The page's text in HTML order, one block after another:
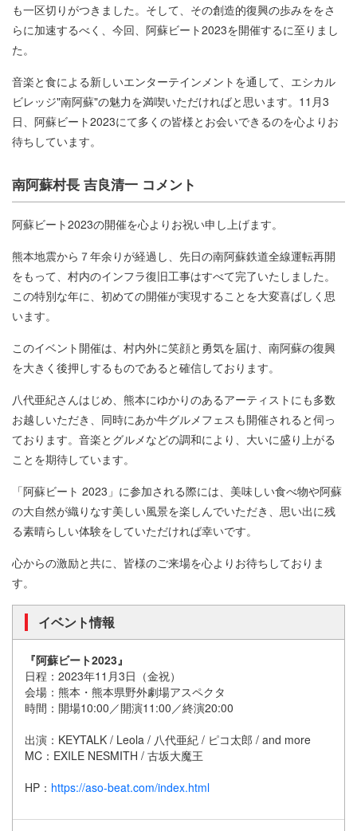
も一区切りがつきました。そして、その創造的復興の歩みををさ
らに加速するべく、今回、阿蘇ビート2023を開催するに至りまし
た。
音楽と食による新しいエンターテインメントを通して、エシカル
ビレッジ"南阿蘇"の魅力を満喫いただければと思います。11月3
日、阿蘇ビート2023にて多くの皆様とお会いできるのを心よりお
待ちしています。
南阿蘇村長 吉良清一 コメント
阿蘇ビート2023の開催を心よりお祝い申し上げます。
熊本地震から７年余りが経過し、先日の南阿蘇鉄道全線運転再開
をもって、村内のインフラ復旧工事はすべて完了いたしました。
この特別な年に、初めての開催が実現することを大変喜ばしく思
います。
このイベント開催は、村内外に笑顔と勇気を届け、南阿蘇の復興
を大きく後押しするものであると確信しております。
八代亜紀さんはじめ、熊本にゆかりのあるアーティストにも多数
お越しいただき、同時にあか牛グルメフェスも開催されると伺っ
ております。音楽とグルメなどの調和により、大いに盛り上がる
ことを期待しています。
「阿蘇ビート 2023」に参加される際には、美味しい食べ物や阿蘇
の大自然が織りなす美しい風景を楽しんでいただき、思い出に残
る素晴らしい体験をしていただければ幸いです。
心からの激励と共に、皆様のご来場を心よりお待ちしておりま
す。
イベント情報
『阿蘇ビート2023』
日程：2023年11月3日（金祝）
会場：熊本・熊本県野外劇場アスペクタ
時間：開場10:00／開演11:00／終演20:00
出演：KEYTALK / Leola / 八代亜紀 / ピコ太郎 / and more
MC：EXILE NESMITH / 古坂大魔王
HP： https://aso-beat.com/index.html